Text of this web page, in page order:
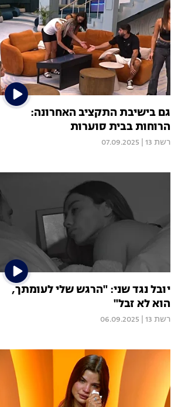
גם בישיבת התקציב האחרונה:
הרוחות בבית סוערות
רשת 13 07.09.2025
יובל נגד שני: "הרגש שלי לעומתך,
הוא לא זבל"
רשת 13 06.09.2025